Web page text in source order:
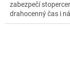
zabezpečí
drahocenný čas i